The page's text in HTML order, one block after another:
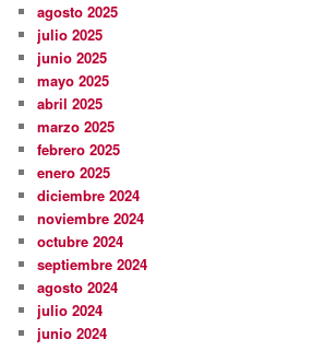
agosto 2025
julio 2025
junio 2025
mayo 2025
abril 2025
marzo 2025
febrero 2025
enero 2025
diciembre 2024
noviembre 2024
octubre 2024
septiembre 2024
agosto 2024
julio 2024
junio 2024